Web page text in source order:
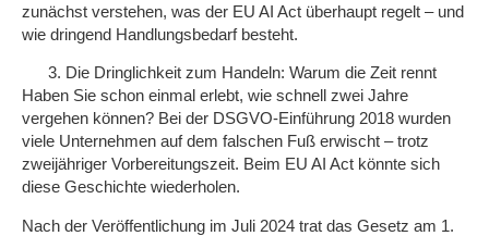
zunächst verstehen, was der EU AI Act überhaupt regelt – und
wie dringend Handlungsbedarf besteht.
Die Dringlichkeit zum Handeln: Warum die Zeit rennt
Haben Sie schon einmal erlebt, wie schnell zwei Jahre
vergehen können? Bei der DSGVO-Einführung 2018 wurden
viele Unternehmen auf dem falschen Fuß erwischt – trotz
zweijähriger Vorbereitungszeit. Beim EU AI Act könnte sich
diese Geschichte wiederholen.
Nach der Veröffentlichung im Juli 2024 trat das Gesetz am 1.